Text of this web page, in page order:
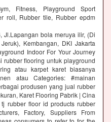
Fitness, Playground Sport
roll, Rubber tile, Rubber epdm
Jl.Lapangan bola meruya ilir, (Di
Kembangan, DKI Jakarta
Indoor For Your Journey
rubber flooring untuk playground
atau karpet karet biasanya
atau Categories: #mainan
produsen yang jual rubber
Karet Flooring Pabrik | Cina
rubber floor id products rubber
Factory, Suppliers From